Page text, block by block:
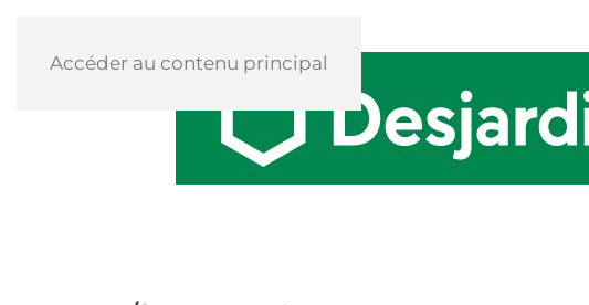
Accéder au contenu principal